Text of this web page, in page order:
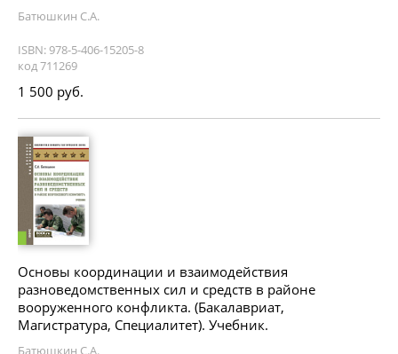
Батюшкин С.А.
ISBN: 978-5-406-15205-8
код 711269
1 500 руб.
Основы координации и взаимодействия
разноведомственных сил и средств в районе
вооруженного конфликта. (Бакалавриат,
Магистратура, Специалитет). Учебник.
Батюшкин С.А.